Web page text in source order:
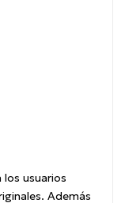
usuarios
Además